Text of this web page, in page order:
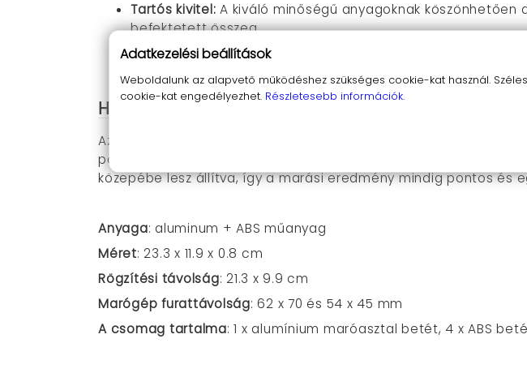
Tartós kivitel: A kiváló minőségű anyagoknak
befektetett összeg.
Kényelmes használat:
Hogyan használd az alumínium maróasztal
Az alumínium maróasztal betét használata rendkívül
pozícióba, és már kezdődhet is a munka! A beépített
közepébe lesz állítva, így a marási eredmény mindig pontos és
Anyaga: aluminum + ABS műanyag
Méret: 23.3 x 11.9 x 0.8 cm
Rögzítési távolság: 21.3 x 9.9 cm
Marógép furattávolság: 62 x 70 és 54 x 45 mm
A csomag tartalma:1 x alumínium maróasztal betét, 4 xABS
Adatkezelési beállítások
Weboldalunk az alapvető működéshez szükséges cookie-kat használ.
cookie-kat engedélyezhet. Részletesebb információk.